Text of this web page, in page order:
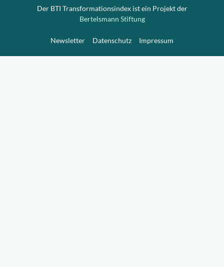
Der BTI Transformationsindex ist ein Projekt der
Bertelsmann Stiftung
Newsletter Datenschutz Impressum